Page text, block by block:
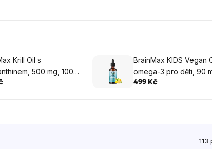
Krill Oil s
500 mg, 100
kapslí
BrainMax KIDS Vegan
omega-3 pro děti, 90
499 Kč
113